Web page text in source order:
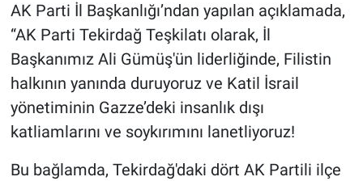
AK Parti İl Başkanlığı’ndan yapılan açıklamada,
“AK Parti Tekirdağ Teşkilatı olarak, İl
Başkanımız Ali Gümüş'ün liderliğinde, Filistin
halkının yanında duruyoruz ve Katil İsrail
yönetiminin Gazze’deki insanlık dışı
katliamlarını ve soykırımını lanetliyoruz!
Bu bağlamda, Tekirdağ'daki dört AK Partili ilçe